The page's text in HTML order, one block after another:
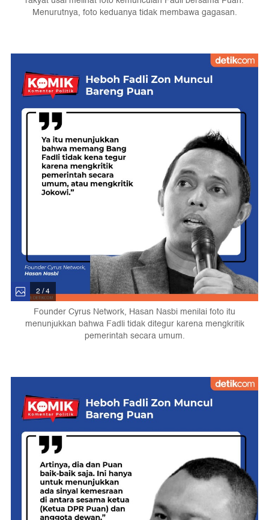
Menurutnya, foto keduanya tidak membawa gagasan.
2 / 4
Founder Cyrus Network, Hasan Nasbi menilai foto itu
menunjukkan bahwa Fadli tidak ditegur karena mengkritik
pemerintah secara umum.